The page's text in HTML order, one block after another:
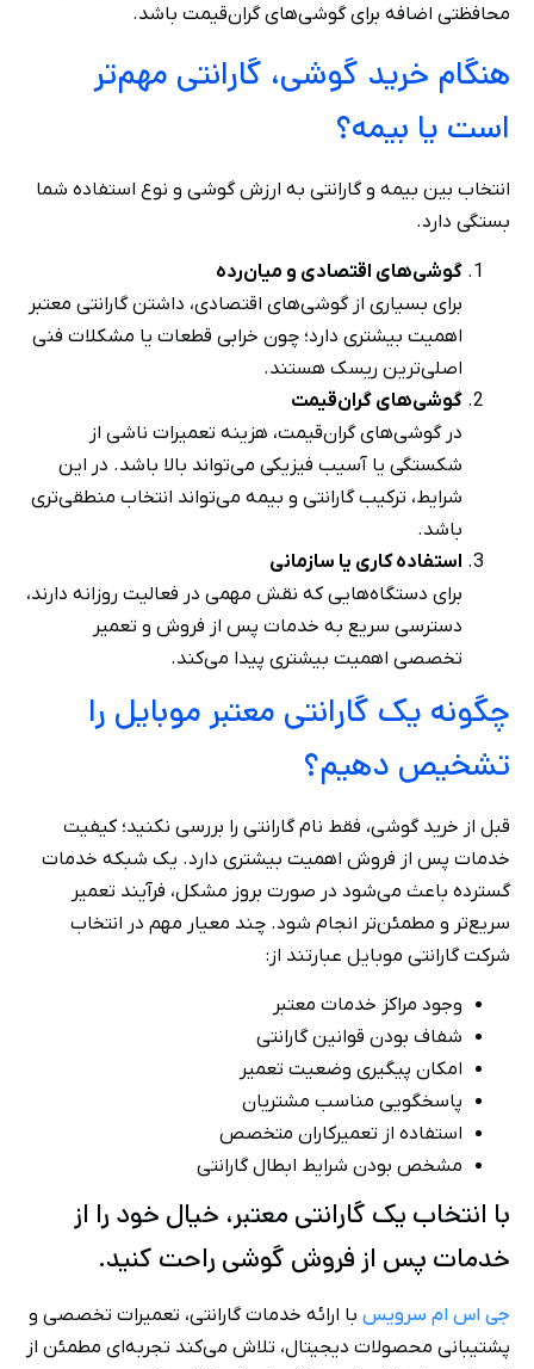
محافظتی اضافه برای گوشی‌های گران‌قیمت باشد.
هنگام خرید گوشی، گارانتی مهم‌تر
است یا بیمه؟
انتخاب بین بیمه و گارانتی به ارزش گوشی و نوع استفاده شما
بستگی دارد.
گوشی‌های اقتصادی و میان‌رده
برای بسیاری از گوشی‌های اقتصادی، داشتن گارانتی معتبر
اهمیت بیشتری دارد؛ چون خرابی قطعات یا مشکلات فنی
اصلی‌ترین ریسک هستند.
گوشی‌های گران‌قیمت
در گوشی‌های گران‌قیمت، هزینه تعمیرات ناشی از
شکستگی یا آسیب فیزیکی می‌تواند بالا باشد. در این
شرایط، ترکیب گارانتی و بیمه می‌تواند انتخاب منطقی‌تری
باشد.
استفاده کاری یا سازمانی
برای دستگاه‌هایی که نقش مهمی در فعالیت روزانه دارند،
دسترسی سریع به خدمات پس از فروش و تعمیر
تخصصی اهمیت بیشتری پیدا می‌کند.
چگونه یک گارانتی معتبر موبایل را
تشخیص دهیم؟
قبل از خرید گوشی، فقط نام گارانتی را بررسی نکنید؛ کیفیت
خدمات پس از فروش اهمیت بیشتری دارد. یک شبکه خدمات
گسترده باعث می‌شود در صورت بروز مشکل، فرآیند تعمیر
سریع‌تر و مطمئن‌تر انجام شود. چند معیار مهم در انتخاب
شرکت گارانتی موبایل عبارتند از:
وجود مراکز خدمات معتبر
شفاف بودن قوانین گارانتی
امکان پیگیری وضعیت تعمیر
پاسخگویی مناسب مشتریان
استفاده از تعمیرکاران متخصص
مشخص بودن شرایط ابطال گارانتی
با انتخاب یک گارانتی معتبر، خیال خود را از
خدمات پس از فروش گوشی راحت کنید.
جی اس ام سرویس با ارائه خدمات گارانتی، تعمیرات تخصصی و
پشتیبانی محصولات دیجیتال، تلاش می‌کند تجربه‌ای مطمئن از